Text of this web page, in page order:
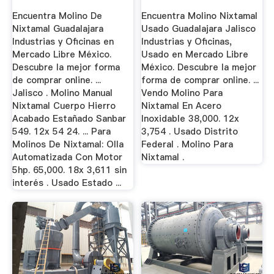
Oficinas En ...
Encuentra Molino De
Nixtamal Guadalajara
Industrias y Oficinas en
Mercado Libre México.
Descubre la mejor forma
de comprar online. ...
Jalisco . Molino Manual
Nixtamal Cuerpo Hierro
Acabado Estañado Sanbar
549. 12x 54 24. ... Para
Molinos De Nixtamal: Olla
Automatizada Con Motor
5hp. 65,000. 18x 3,611 sin
interés . Usado Estado ...
...
Encuentra Molino Nixtamal
Usado Guadalajara Jalisco
Industrias y Oficinas,
Usado en Mercado Libre
México. Descubre la mejor
forma de comprar online. ...
Vendo Molino Para
Nixtamal En Acero
Inoxidable 38,000. 12x
3,754 . Usado Distrito
Federal . Molino Para
Nixtamal .